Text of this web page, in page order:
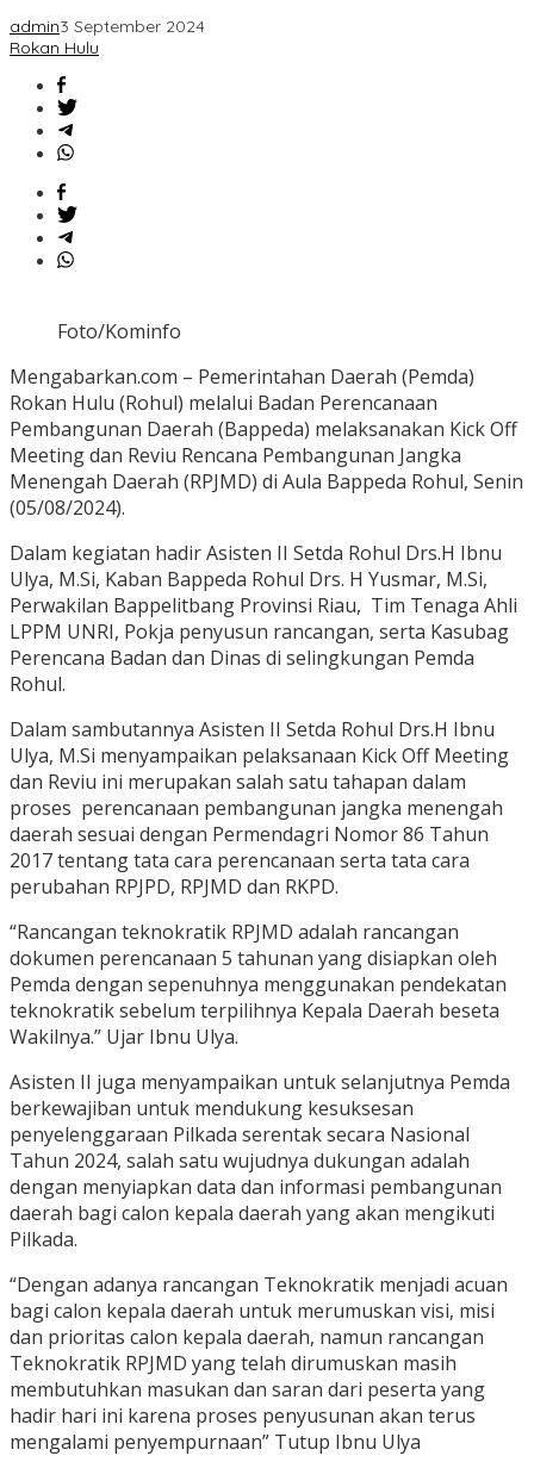
admin3 September 2024
Rokan Hulu
Foto/Kominfo
Mengabarkan.com – Pemerintahan Daerah (Pemda)
Rokan Hulu (Rohul) melalui Badan Perencanaan
Pembangunan Daerah (Bappeda) melaksanakan Kick Off
Meeting dan Reviu Rencana Pembangunan Jangka
Menengah Daerah (RPJMD) di Aula Bappeda Rohul, Senin
(05/08/2024).
Dalam kegiatan hadir Asisten II Setda Rohul Drs.H Ibnu
Ulya, M.Si, Kaban Bappeda Rohul Drs. H Yusmar, M.Si,
Perwakilan Bappelitbang Provinsi Riau, Tim Tenaga Ahli
LPPM UNRI, Pokja penyusun rancangan, serta Kasubag
Perencana Badan dan Dinas di selingkungan Pemda
Rohul.
Dalam sambutannya Asisten II Setda Rohul Drs.H Ibnu
Ulya, M.Si menyampaikan pelaksanaan Kick Off Meeting
dan Reviu ini merupakan salah satu tahapan dalam
proses perencanaan pembangunan jangka menengah
daerah sesuai dengan Permendagri Nomor 86 Tahun
2017 tentang tata cara perencanaan serta tata cara
perubahan RPJPD, RPJMD dan RKPD.
“Rancangan teknokratik RPJMD adalah rancangan
dokumen perencanaan 5 tahunan yang disiapkan oleh
Pemda dengan sepenuhnya menggunakan pendekatan
teknokratik sebelum terpilihnya Kepala Daerah beseta
Wakilnya.” Ujar Ibnu Ulya.
Asisten II juga menyampaikan untuk selanjutnya Pemda
berkewajiban untuk mendukung kesuksesan
penyelenggaraan Pilkada serentak secara Nasional
Tahun 2024, salah satu wujudnya dukungan adalah
dengan menyiapkan data dan informasi pembangunan
daerah bagi calon kepala daerah yang akan mengikuti
Pilkada.
“Dengan adanya rancangan Teknokratik menjadi acuan
bagi calon kepala daerah untuk merumuskan visi, misi
dan prioritas calon kepala daerah, namun rancangan
Teknokratik RPJMD yang telah dirumuskan masih
membutuhkan masukan dan saran dari peserta yang
hadir hari ini karena proses penyusunan akan terus
mengalami penyempurnaan” Tutup Ibnu Ulya